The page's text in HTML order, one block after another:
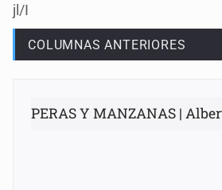
jl/I
COLUMNAS ANTERIORES
PERAS Y MANZANAS |